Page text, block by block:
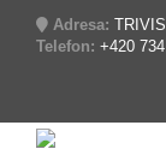
Adresa:
Telefon: +420